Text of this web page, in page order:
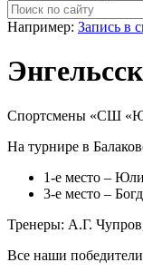
Например: Запись в
Спортсмены «СШ
На турнире в
1-е место –
3-е место –
Тренеры: А.Г.
Все наши